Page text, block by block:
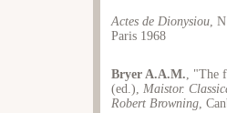
Actes de Dionysiou,
Paris 1968
Bryer A.A.M., "The
(ed.), Maistor.
Robert Browning,